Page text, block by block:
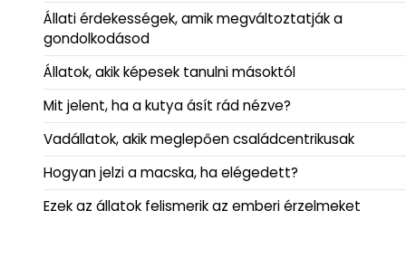
Állati érdekességek, amik megváltoztatják a
gondolkodásod
Állatok, akik képesek tanulni másoktól
Mit jelent, ha a kutya ásít rád nézve?
Vadállatok, akik meglepően családcentrikusak
Hogyan jelzi a macska, ha elégedett?
Ezek az állatok felismerik az emberi érzelmeket